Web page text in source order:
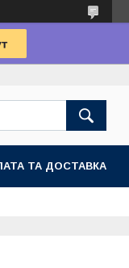
ТА ДОСТАВКА